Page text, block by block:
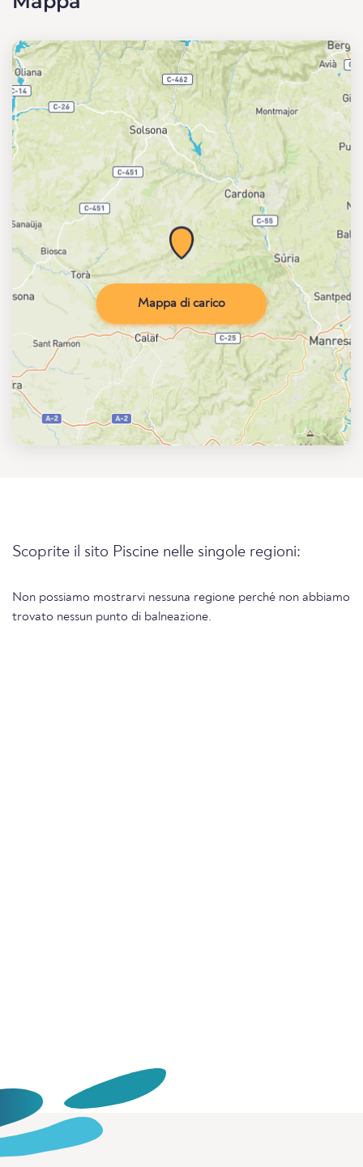
Mappa di carico
Scoprite il sito Piscine nelle singole regioni:
Non possiamo mostrarvi nessuna regione perché non abbiamo
trovato nessun punto di balneazione.